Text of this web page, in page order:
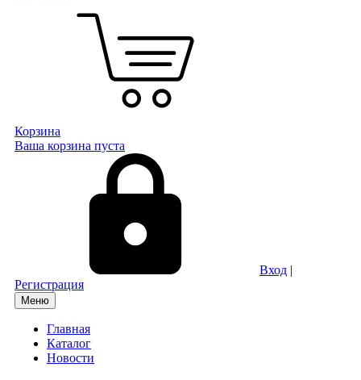
Корзина
Ваша корзина пуста
Вход |
Регистрация
Меню
Главная
Каталог
Новости